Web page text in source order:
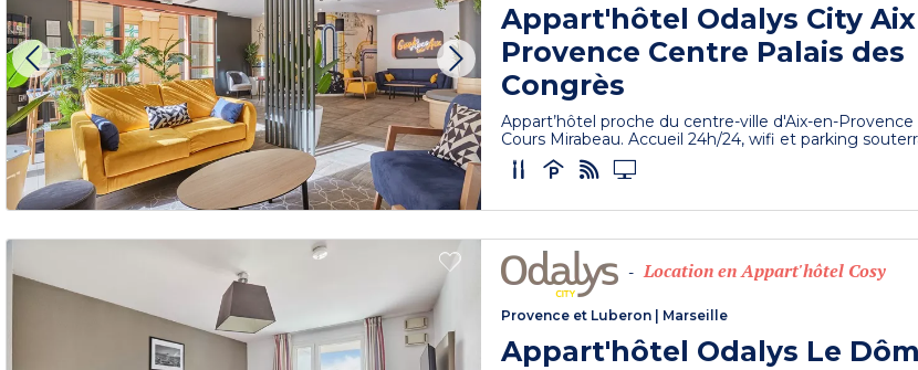
Appart'hôtel Odalys City
Provence Centre Palais des
Congrès
Appart’hôtel proche du centre-ville d'Aix-en-
Cours Mirabeau. Accueil 24h/24, wifi et parking
- Location en Appart'hôtel Cosy
Provence et Luberon Marseille
Appart'hôtel Odalys Le